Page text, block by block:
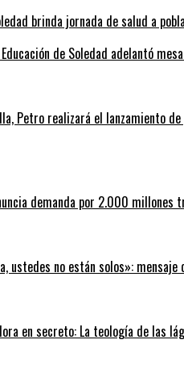
brinda jornada de salud a
de Soledad adelantó
Petro realizará el lanzamiento
demanda por 2.000 millones
ustedes no están solos»:
en secreto: La teología de las